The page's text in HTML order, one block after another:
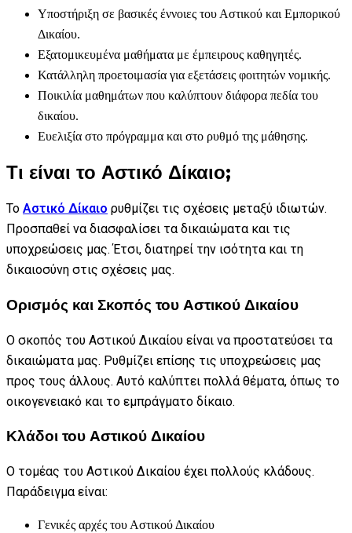
Υποστήριξη σε βασικές έννοιες του Αστικού και Εμπορικού
Δικαίου.
Εξατομικευμένα μαθήματα με έμπειρους καθηγητές.
Κατάλληλη προετοιμασία για εξετάσεις φοιτητών νομικής.
Ποικιλία μαθημάτων που καλύπτουν διάφορα πεδία του
δικαίου.
Ευελιξία στο πρόγραμμα και στο ρυθμό της μάθησης.
Τι είναι το Αστικό Δίκαιο;
Το Αστικό Δίκαιο ρυθμίζει τις σχέσεις μεταξύ ιδιωτών.
Προσπαθεί να διασφαλίσει τα δικαιώματα και τις
υποχρεώσεις μας. Έτσι, διατηρεί την ισότητα και τη
δικαιοσύνη στις σχέσεις μας.
Ορισμός και Σκοπός του Αστικού Δικαίου
Ο σκοπός του Αστικού Δικαίου είναι να προστατεύσει τα
δικαιώματα μας. Ρυθμίζει επίσης τις υποχρεώσεις μας
προς τους άλλους. Αυτό καλύπτει πολλά θέματα, όπως το
οικογενειακό και το εμπράγματο δίκαιο.
Κλάδοι του Αστικού Δικαίου
Ο τομέας του Αστικού Δικαίου έχει πολλούς κλάδους.
Παράδειγμα είναι:
Γενικές αρχές του Αστικού Δικαίου